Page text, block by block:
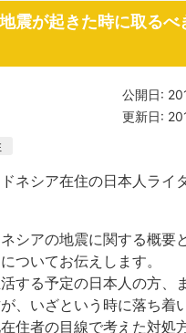
震が起きた時に取るべ
公開日:
更新日:
ネシア在住の日本人ライ
シアの地震に関する概要
ついてお伝えします。
する予定の日本人の方、
、いざという時に落ち着
住者の目線で考えた対処